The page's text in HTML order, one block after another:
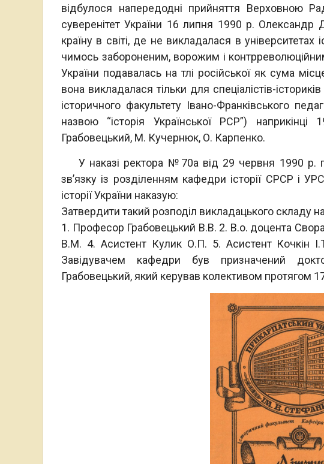
відбулося напередодні прийняття Верховною
суверенітет України 16 липня 1990 р.
країну в світі, де не викладалася в університетах
чимось забороненим, ворожим і
України подавалась на тлі російської як сума
вона викладалася тільки для спеціалістів-
історичного факультету Івано-Франківського
назвою “історія Української РСР”)
Грабовецький, М. Кучернюк, О. Карпенко.
У наказі ректора №70а від 29 червня 1990 р.
зв’язку із розділенням кафедри історії СРСР і
історії України наказую:
Затвердити такий розподіл викладацького складу
1. Професор Грабовецький В.В. 2. В.о. доцента
В.М. 4. Асистент Кулик О.П. 5. Асистент Кочкін
Завідувачем кафедри був призначений
Грабовецький, який керував колективом протягом